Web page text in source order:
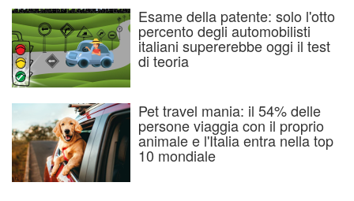
Esame della patente: solo l'otto
percento degli automobilisti
italiani supererebbe oggi il test
di teoria
Pet travel mania: il 54% delle
persone viaggia con il proprio
animale e l'Italia entra nella top
10 mondiale